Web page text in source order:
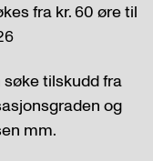
fra kr. 60 øre til
tilskudd fra
og
mm.